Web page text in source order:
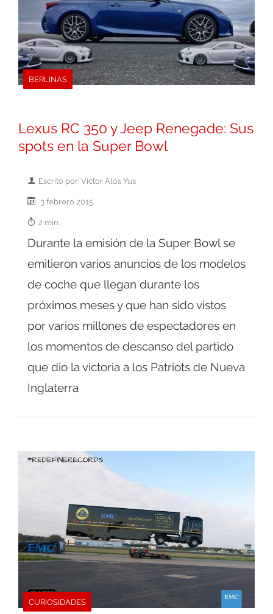
BERLINAS
Lexus RC 350 y Jeep Renegade: Sus
spots en la Super Bowl
Escrito por: Victor Alós Yus
3 febrero 2015
2 min.
Durante la emisión de la Super Bowl se
emitieron varios anuncios de los modelos
de coche que llegan durante los
próximos meses y que han sido vistos
por varios millones de espectadores en
los momentos de descanso del partido
que dio la victoria a los Patriots de Nueva
Inglaterra
CURIOSIDADES